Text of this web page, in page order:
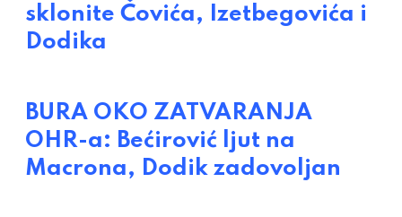
sklonite Čovića, Izetbegovića i
Dodika
BURA OKO ZATVARANJA
OHR-a: Bećirović ljut na
Macrona, Dodik zadovoljan